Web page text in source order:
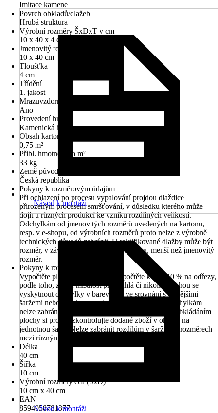
Imitace kamene
Povrch obkladů/dlažeb
Hrubá struktura
Výrobní rozměry ŠxDxT v cm
10 x 40 x 4 cm
Jmenovitý rozměr v cm
10 x 40 cm
Tloušťka
4 cm
Třídění
1. jakost
Mrazuvzdorné
Ano
Provedení hran
Kamenická hrana
Obsah kartonu v m2
0,75 m²
Přibl. hmotnost na m²
33 kg
Země původu
Česká republika
Pokyny k rozměrovým údajům
Při ochlazení po procesu vypalování projdou dlaždice
přirozeným procesem smršťování, v důsledku kterého může
dojít u různých produkcí ke vzniku rozdílných velikostí.
Odchylkám od jmenovitých rozměrů uvedených na kartonu,
resp. v e-shopu, od výrobních rozměrů proto nelze z výrobně
technických důvodů zabránit. U rektifikované dlažby může být
rozměr, v závislosti na výchozím rozměru, menší než jmenovitý
rozměr.
Pokyny k rozměrovým údajům
Vypočtěte plochu k obložení a připočtěte k ní 5-10 % na odřezy,
podle toho, zda je místnost pravoúhlá či nikoliv. Mohou se
vyskytnout odchylky v barevnosti ve srovnání s dřívějšími
šaržemi nebo vzorky z prodejny, nicméně těmto odchylkám
nelze zabránit, jelikož vznikají již při výrobě. Před obkládáním
plochy si prosím zkontrolujte dodané zboží v ohledu na
jednotnou šarži. Nelze zabránit rozdílům v šaržích a rozměrech
mezi různými formáty v rámci jedné řady
Délka
40 cm
Šířka
10 cm
Výrobní rozměry cca (ŠxD)
10 cm x 40 cm
EAN
8594058781377
Návod k montáži
Návod k montáži